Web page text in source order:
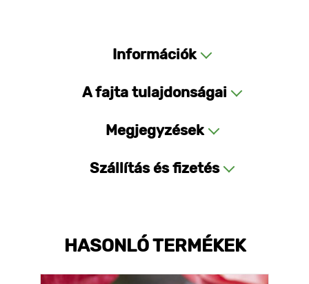
Információk
A fajta tulajdonságai
Megjegyzések
Szállítás és fizetés
HASONLÓ TERMÉKEK